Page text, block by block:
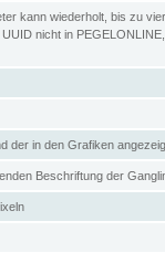
kann wiederholt, bis zu
nicht in
der in den Grafiken
Beschriftung der